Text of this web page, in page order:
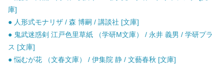
庫]
● 人形式モナリザ / 森 博嗣 / 講談社 [文庫]
● 鬼武迷惑剣 江戸色里草紙 （学研M文庫） / 永井 義男 / 学研プラ
ス [文庫]
● 悩むが花 （文春文庫） / 伊集院 静 / 文藝春秋 [文庫]